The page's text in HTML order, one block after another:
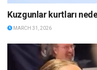
Kuzgunlar kurtları
MARCH 31, 2026